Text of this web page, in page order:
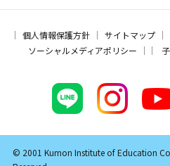
個人情報保護方針 サイトマップ
ソーシャルメディアポリシー
© 2001 Kumon Institute of Education